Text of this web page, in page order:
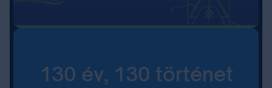
130 év, 130 történet